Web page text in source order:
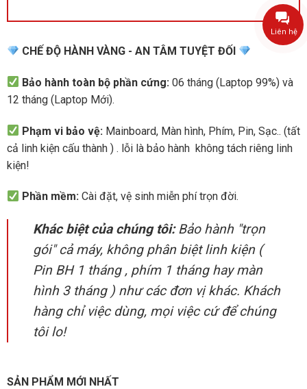
CHẾ ĐỘ HÀNH VÀNG - AN TÂM TUYỆT ĐỐI
Bảo hành toàn bộ phần cứng: 06 tháng (Laptop 99%) và
12 tháng (Laptop Mới).
Phạm vi bảo vệ: Mainboard, Màn hình, Phím, Pin, Sạc.. (tất
cả linh kiện cấu thành ) . lỗi là bảo hành không tách riêng linh
kiện!
Phần mềm: Cài đặt, vệ sinh miễn phí trọn đời.
Khác biệt của chúng tôi:Bảo hành "trọn
gói" cả máy, không phân biệt linh kiện (
Pin BH 1 tháng , phím 1 tháng hay màn
hình 3 tháng ) như các đơn vị khác. Khách
hàng chỉ việc dùng, mọi việc cứ để chúng
tôi lo!
SẢN PHẨM MỚI NHẤT
Liên hệ